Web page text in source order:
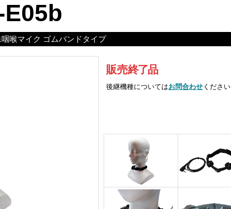
E05b
喉マイク ゴムバンドタイプ
販売終了品
後継機種についてはお問合わせください